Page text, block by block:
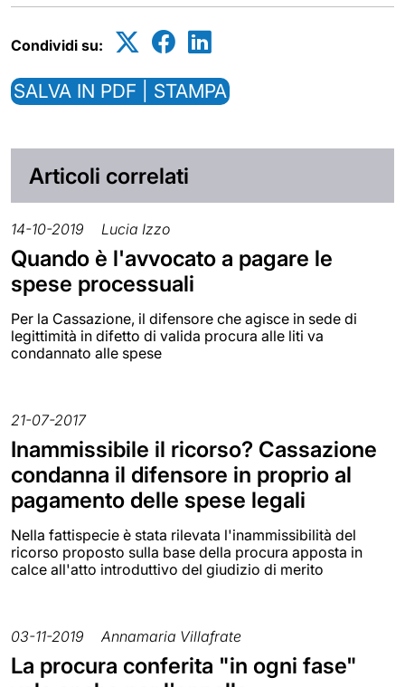
Condividi su:
SALVA IN PDF | STAMPA
Articoli correlati
14-10-2019 Lucia Izzo
Quando è l'avvocato a pagare le
spese processuali
Per la Cassazione, il difensore che agisce in sede di
legittimità in difetto di valida procura alle liti va
condannato alle spese
21-07-2017
Inammissibile il ricorso? Cassazione
condanna il difensore in proprio al
pagamento delle spese legali
Nella fattispecie è stata rilevata l'inammissibilità del
ricorso proposto sulla base della procura apposta in
calce all'atto introduttivo del giudizio di merito
03-11-2019 Annamaria Villafrate
La procura conferita "in ogni fase"